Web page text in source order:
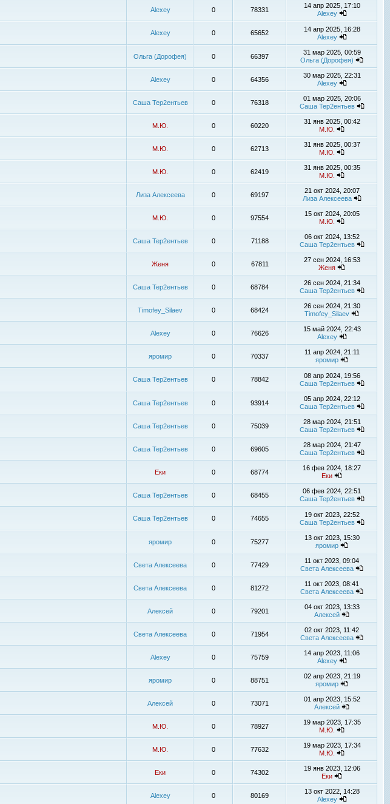
Alexey 0 78331
14 апр 2025, 17:10
Alexey
Alexey 0 65652
14 апр 2025, 16:28
Alexey
Ольга (Дорофея) 0 66397
31 мар 2025, 00:59
Ольга (Дорофея)
Alexey 0 64356
30 мар 2025, 22:31
Alexey
Саша Тер2ентьев 0 76318
01 мар 2025, 20:06
Саша Тер2ентьев
М.Ю. 0 60220
31 янв 2025, 00:42
М.Ю.
М.Ю. 0 62713
31 янв 2025, 00:37
М.Ю.
М.Ю. 0 62419
31 янв 2025, 00:35
М.Ю.
Лиза Алексеева 0 69197
21 окт 2024, 20:07
Лиза Алексеева
М.Ю. 0 97554
15 окт 2024, 20:05
М.Ю.
Саша Тер2ентьев 0 71188
06 окт 2024, 13:52
Саша Тер2ентьев
Женя 0 67811
27 сен 2024, 16:53
Женя
Саша Тер2ентьев 0 68784
26 сен 2024, 21:34
Саша Тер2ентьев
Timofey_Silaev 0 68424
26 сен 2024, 21:30
Timofey_Silaev
Alexey 0 76626
15 май 2024, 22:43
Alexey
яромир 0 70337
11 апр 2024, 21:11
яромир
Саша Тер2ентьев 0 78842
08 апр 2024, 19:56
Саша Тер2ентьев
Саша Тер2ентьев 0 93914
05 апр 2024, 22:12
Саша Тер2ентьев
Саша Тер2ентьев 0 75039
28 мар 2024, 21:51
Саша Тер2ентьев
Саша Тер2ентьев 0 69605
28 мар 2024, 21:47
Саша Тер2ентьев
Еки 0 68774
16 фев 2024, 18:27
Еки
Саша Тер2ентьев 0 68455
06 фев 2024, 22:51
Саша Тер2ентьев
Саша Тер2ентьев 0 74655
19 окт 2023, 22:52
Саша Тер2ентьев
яромир 0 75277
13 окт 2023, 15:30
яромир
Света Алексеева 0 77429
11 окт 2023, 09:04
Света Алексеева
Света Алексеева 0 81272
11 окт 2023, 08:41
Света Алексеева
Алексей 0 79201
04 окт 2023, 13:33
Алексей
Света Алексеева 0 71954
02 окт 2023, 11:42
Света Алексеева
Alexey 0 75759
14 апр 2023, 11:06
Alexey
яромир 0 88751
02 апр 2023, 21:19
яромир
Алексей 0 73071
01 апр 2023, 15:52
Алексей
М.Ю. 0 78927
19 мар 2023, 17:35
М.Ю.
М.Ю. 0 77632
19 мар 2023, 17:34
М.Ю.
Еки 0 74302
19 янв 2023, 12:06
Еки
Alexey 0 80169
13 окт 2022, 14:28
Alexey